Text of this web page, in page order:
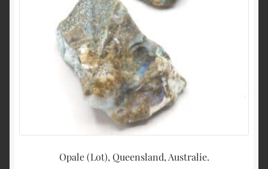
Opale (Lot), Queensland, Australie.